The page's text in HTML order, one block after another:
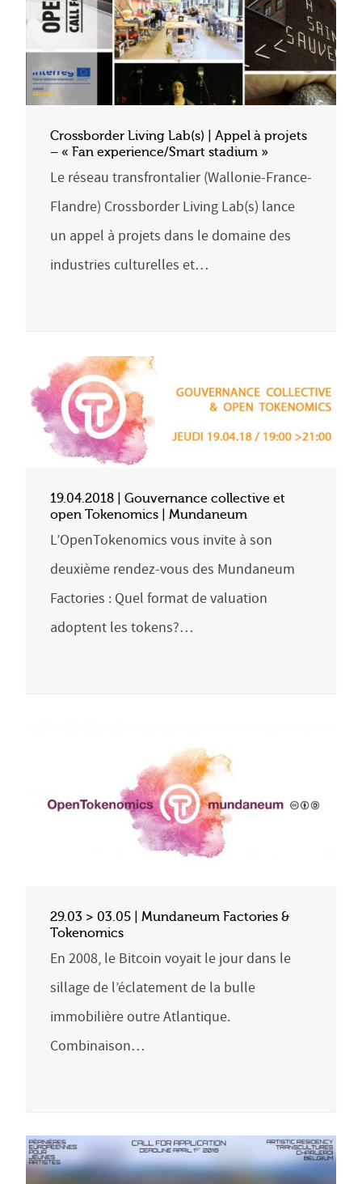
Crossborder Living Lab(s) | Appel à projets
– « Fan experience/Smart stadium »
Le réseau transfrontalier (Wallonie-France-
Flandre) Crossborder Living Lab(s) lance
un appel à projets dans le domaine des
industries culturelles et…
19.04.2018 | Gouvernance collective et
open Tokenomics | Mundaneum
L’OpenTokenomics vous invite à son
deuxième rendez-vous des Mundaneum
Factories : Quel format de valuation
adoptent les tokens?…
29.03 > 03.05 | Mundaneum Factories &
Tokenomics
En 2008, le Bitcoin voyait le jour dans le
sillage de l’éclatement de la bulle
immobilière outre Atlantique.
Combinaison…